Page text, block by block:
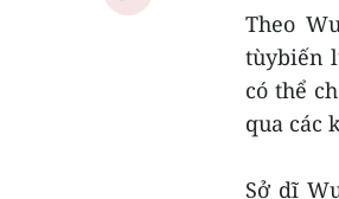
Theo
tùybiến
có thể
qua các
Sở dĩ